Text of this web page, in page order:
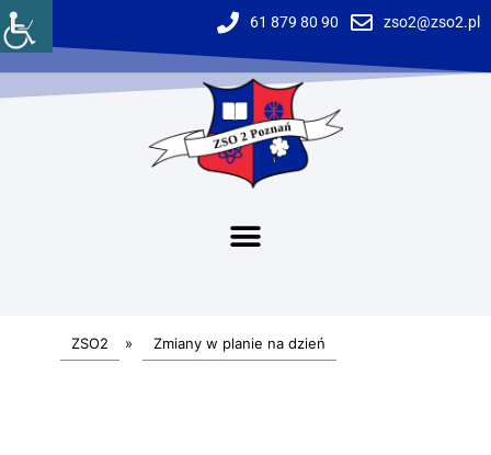
61 879 80 90 zso2@zso2.pl
ZSO2 » Zmiany w planie na dzień